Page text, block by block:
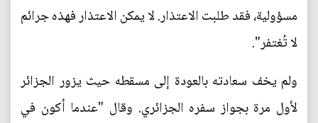
مسؤولية، فقد طلبت الاعتذار. لا يمكن الاعتذار فهذه جرائم
لا تُغتفر".
ولم يخف سعادته بالعودة إلى مسقطه حيث يزور الجزائر
لأول مرة بجواز سفره الجزائري. وقال "عندما أكون في